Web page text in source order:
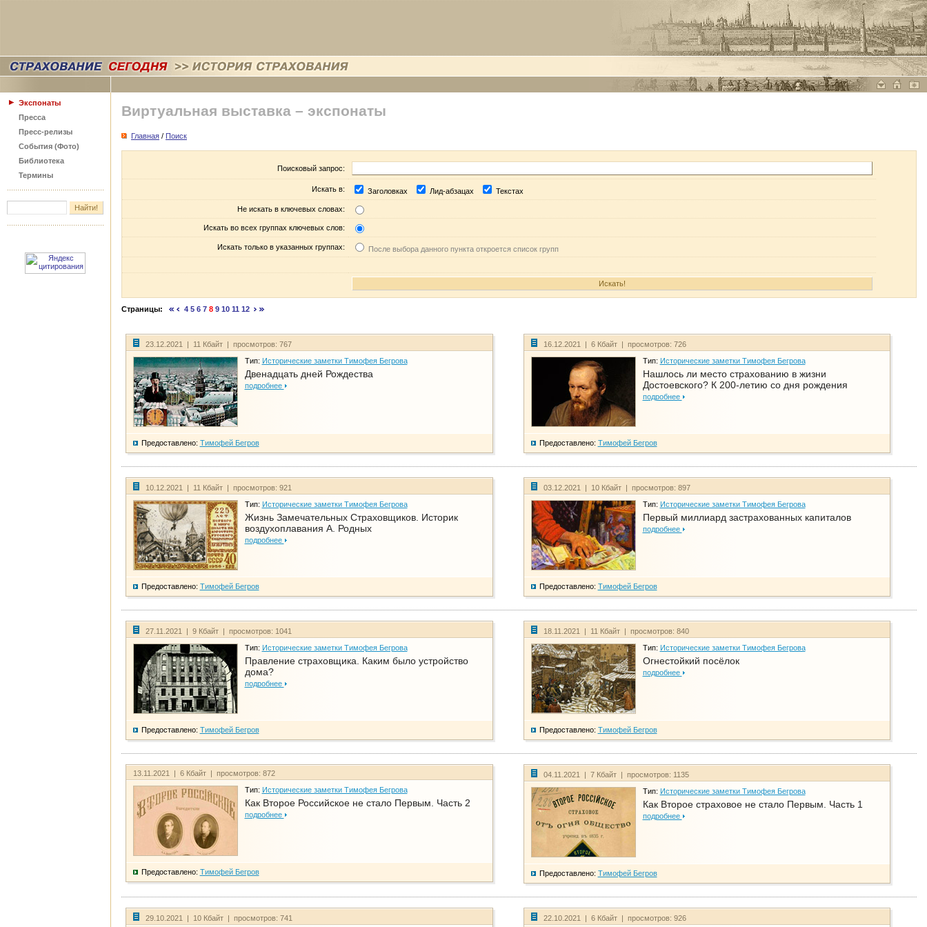
Экспонаты
Пресса
Пресс-релизы
События (Фото)
Библиотека
Термины
Виртуальная выставка – экспонаты
Главная / Поиск
Поисковый запрос:
Искать в: Заголовках Лид-абзацах Текстах
Не искать в ключевых словах:
Искать во всех группах ключевых слов:
Искать только в указанных группах: После выбора данного пункта откроется список групп
Страницы: 4 5 6 7 8 9 10 11 12
23.12.2021 | 11 Кбайт | просмотров: 767
Тип: Исторические заметки Тимофея Бегрова
Двенадцать дней Рождества
подробнее
Предоставлено: Тимофей Бегров
16.12.2021 | 6 Кбайт | просмотров: 726
Тип: Исторические заметки Тимофея Бегрова
Нашлось ли место страхованию в жизни
Достоевского? К 200-летию со дня рождения
подробнее
Предоставлено: Тимофей Бегров
10.12.2021 | 11 Кбайт | просмотров: 921
Тип: Исторические заметки Тимофея Бегрова
Жизнь Замечательных Страховщиков. Историк
воздухоплавания А. Родных
подробнее
Предоставлено: Тимофей Бегров
03.12.2021 | 10 Кбайт | просмотров: 897
Тип: Исторические заметки Тимофея Бегрова
Первый миллиард застрахованных капиталов
подробнее
Предоставлено: Тимофей Бегров
27.11.2021 | 9 Кбайт | просмотров: 1041
Тип: Исторические заметки Тимофея Бегрова
Правление страховщика. Каким было устройство
дома?
подробнее
Предоставлено: Тимофей Бегров
18.11.2021 | 11 Кбайт | просмотров: 840
Тип: Исторические заметки Тимофея Бегрова
Огнестойкий посёлок
подробнее
Предоставлено: Тимофей Бегров
13.11.2021 | 6 Кбайт | просмотров: 872
Тип: Исторические заметки Тимофея Бегрова
Как Второе Российское не стало Первым. Часть 2
подробнее
Предоставлено: Тимофей Бегров
04.11.2021 | 7 Кбайт | просмотров: 1135
Тип: Исторические заметки Тимофея Бегрова
Как Второе страховое не стало Первым. Часть 1
подробнее
Предоставлено: Тимофей Бегров
29.10.2021 | 10 Кбайт | просмотров: 741 22.10.2021 | 6 Кбайт | просмотров: 926